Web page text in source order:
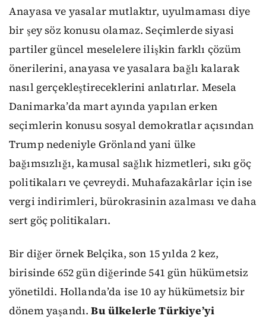
Anayasa ve yasalar mutlaktır, uyulmaması diye
bir şey söz konusu olamaz. Seçimlerde siyasi
partiler güncel meselelere ilişkin farklı çözüm
önerilerini, anayasa ve yasalara bağlı kalarak
nasıl gerçekleştireceklerini anlatırlar. Mesela
Danimarka’da mart ayında yapılan erken
seçimlerin konusu sosyal demokratlar açısından
Trump nedeniyle Grönland yani ülke
bağımsızlığı, kamusal sağlık hizmetleri, sıkı göç
politikaları ve çevreydi. Muhafazakârlar için ise
vergi indirimleri, bürokrasinin azalması ve daha
sert göç politikaları.
Bir diğer örnek Belçika, son 15 yılda 2 kez,
birisinde 652 gün diğerinde 541 gün hükümetsiz
yönetildi. Hollanda’da ise 10 ay hükümetsiz bir
dönem yaşandı.Bu ülkelerle Türkiye’yi